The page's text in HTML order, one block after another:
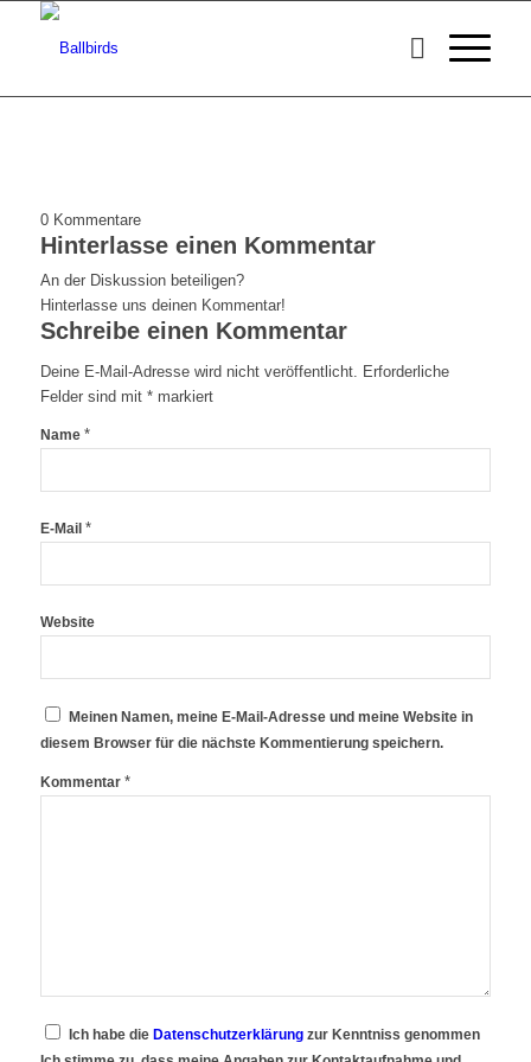
0 Kommentare
Hinterlasse einen Kommentar
An der Diskussion beteiligen?
Hinterlasse uns deinen Kommentar!
Schreibe einen Kommentar
Deine E-Mail-Adresse wird nicht veröffentlicht. Erforderliche
Felder sind mit *markiert
Name *
E-Mail *
Website
Meinen Namen, meine E-Mail-Adresse und meine Website in
diesem Browser für die nächste Kommentierung speichern.
Kommentar *
Ich habe die Datenschutzerklärungzur Kenntniss genommen